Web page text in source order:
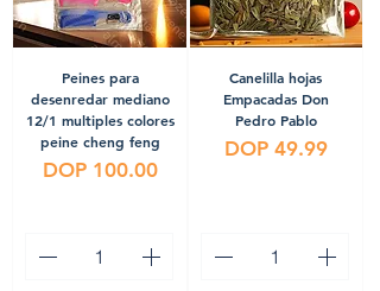
Peines para
desenredar mediano
12/1 multiples colores
peine cheng feng
Precio
DOP 100.00
Canelilla hojas
Empacadas Don
Pedro Pablo
Precio
DOP 49.99